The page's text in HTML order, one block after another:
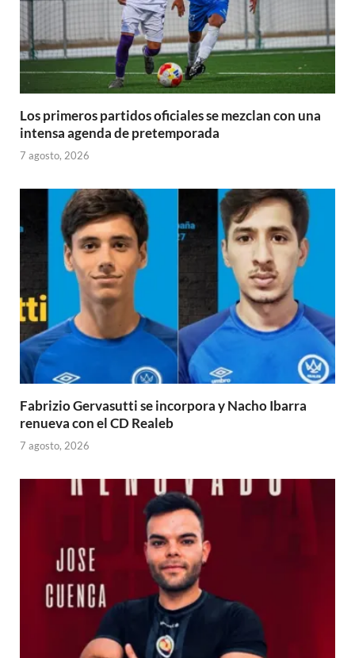
Los primeros partidos oficiales se mezclan con una
intensa agenda de pretemporada
7 agosto, 2026
Fabrizio Gervasutti se incorpora y Nacho Ibarra
renueva con el CD Realeb
7 agosto, 2026